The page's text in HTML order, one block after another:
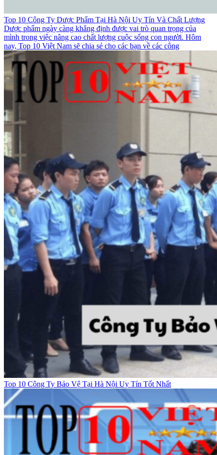
Top 10 Công Ty Dược Phẩm Tại Hà Nội Uy Tín Và Chất Lượng
Dược phẩm ngày càng khẳng định được vai trò quan trọng của
mình trong việc nâng cao chất lượng cuộc sống con người. Hôm
nay, Top 10 Việt Nam sẽ chia sẻ cho các bạn về các công
Top 10 Công Ty Bảo Vệ Tại Hà Nội Uy Tín Tốt Nhất